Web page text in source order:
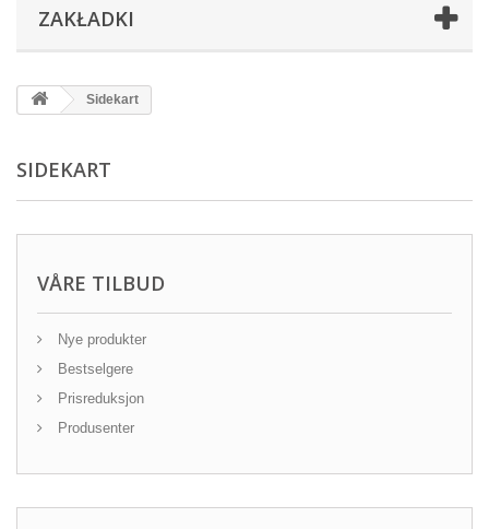
ZAKŁADKI
Sidekart
SIDEKART
VÅRE TILBUD
Nye produkter
Bestselgere
Prisreduksjon
Produsenter